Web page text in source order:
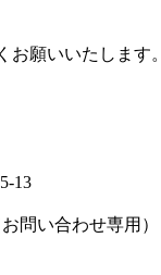
お願いいたします。
13
問い合わせ専用）